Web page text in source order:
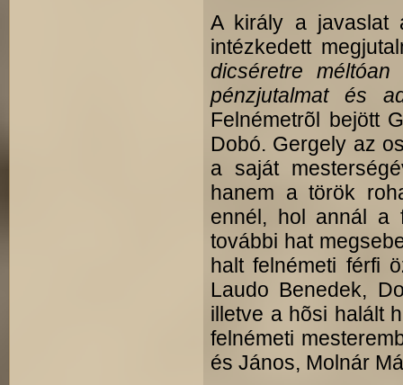
A király a javaslat
intézkedett
dicséretre
pénzjutalmat és
Felnémetrõl bejött
Dobó. Gergely az
a saját
hanem a török
ennél, hol annál a
további hat
halt fel­németi férfi
Laudo Benedek,
illetve a hõsi halált
felnémeti
és János, Molnár